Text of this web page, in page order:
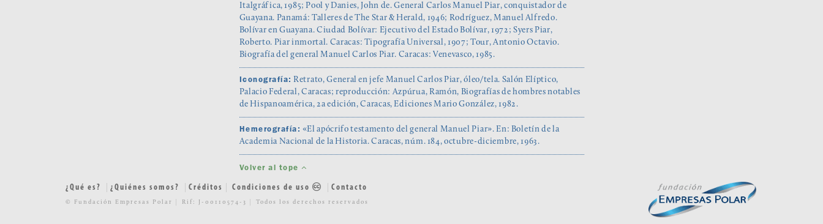
Italgráfica, 1985; Pool y Danies, John de. General Carlos Manuel Piar, conquistador de
Guayana. Panamá: Talleres de The Star & Herald, 1946; Rodríguez, Manuel Alfredo.
Bolívar en Guayana. Ciudad Bolívar: Ejecutivo del Estado Bolívar, 1972; Syers Piar,
Roberto. Piar inmortal. Caracas: Tipografía Universal, 1907; Tour, Antonio Octavio.
Biografía del general Manuel Carlos Piar. Caracas: Venevasco, 1985.
Iconografía: Retrato, General en jefe Manuel Carlos Piar, óleo/tela. Salón Elíptico,
Palacio Federal, Caracas; reproducción: Azpúrua, Ramón, Biografías de hombres notables
de Hispanoamérica, 2a edición, Caracas, Ediciones Mario González, 1982.
Hemerografía: «El apócrifo testamento del general Manuel Piar». En: Boletín de la
Academia Nacional de la Historia. Caracas, núm. 184, octubre-diciembre, 1963.
Volver al tope
¿Qué es? ¿Quiénes somos? Créditos Condiciones de uso Contacto
© Fundación Empresas Polar Rif: J-00110574-3 Todos los derechos reservados